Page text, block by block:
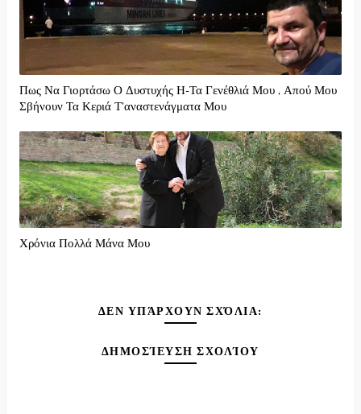
Πως Να Γιορτάσω Ο Δυστυχής Η-Τα Γενέθλιά Μου , Απού Μου
Σβήνουν Τα Κεριά Τ'αναστενάγματα Μου
Χρόνια Πολλά Μάνα Μου
ΔΕΝ ΥΠΆΡΧΟΥΝ ΣΧΌΛΙΑ:
ΔΗΜΟΣΊΕΥΣΗ ΣΧΟΛΊΟΥ